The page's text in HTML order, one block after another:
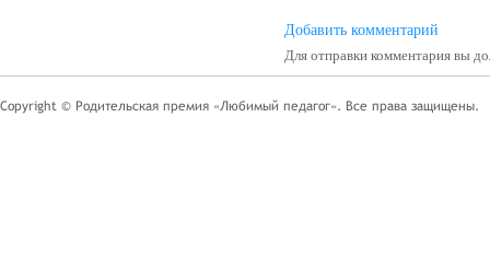
Добавить комментарий
Для отправки комментария вы
Copyright © Родительская премия «Любимый педагог». Все права защищены.